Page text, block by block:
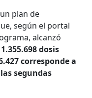
plan de
según el portal
alcanzó
1.355.698 dosis
corresponde a
segundas